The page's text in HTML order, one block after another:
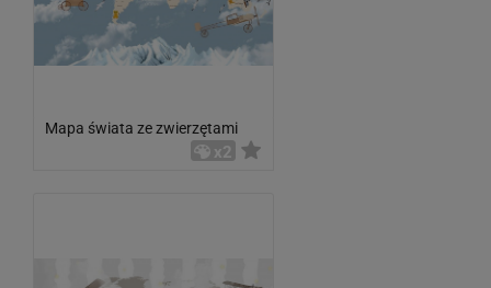
Mapa świata ze zwierzętami
x2